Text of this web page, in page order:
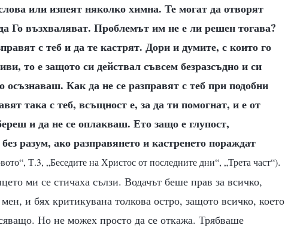
или изпеят няколко химна. Те могат да отворят
Го възхваляват. Проблемът им не е ли решен тогава?
с теб и да те кастрят. Дори и думите, с които го
то е защото си действал съвсем безразсъдно и си
Как да не се разправят с теб при подобни
така с теб, всъщност е, за да ти помогнат, и е от
и да не се оплакваш. Ето защо е глупост,
разум, ако разправянето и кастренето пораждат
Т.3, „Беседите на Христос от последните дни“, „Трета част“).
ми се стичаха сълзи. Водачът беше прав за всичко,
и бях критикувана толкова остро, защото всичко, което
Но не можех просто да се откажа. Трябваше